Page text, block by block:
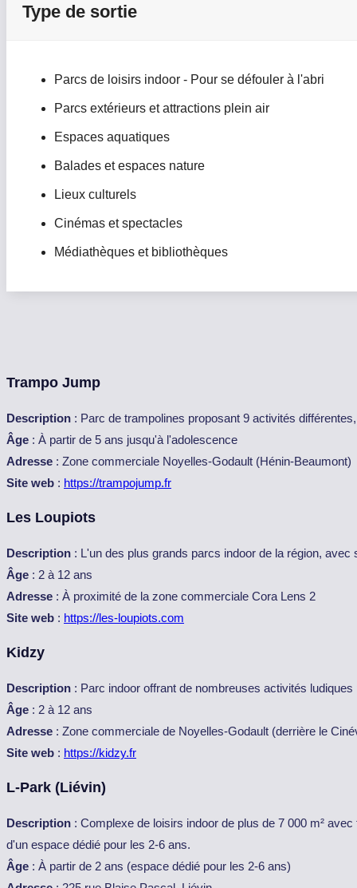
Type de sortie
Parcs de loisirs indoor - Pour se défouler à l'abri
Parcs extérieurs et attractions plein air
Espaces aquatiques
Balades et espaces nature
Lieux culturels
Cinémas et spectacles
Médiathèques et bibliothèques
Trampo Jump
Description : Parc de trampolines proposant 9 activités
Âge : À partir de 5 ans jusqu'à l'adolescence
Adresse : Zone commerciale Noyelles-Godault (Hénin-Beaumont)
Site web : https://trampojump.fr
Les Loupiots
Description : L'un des plus grands parcs indoor de la région,
Âge : 2 à 12 ans
Adresse : À proximité de la zone commerciale Cora Lens 2
Site web : https://les-loupiots.com
Kidzy
Description : Parc indoor offrant de nombreuses activités ludiques
Âge : 2 à 12 ans
Adresse : Zone commerciale de Noyelles-Godault (derrière le
Site web : https://kidzy.fr
L-Park (Liévin)
Description : Complexe de loisirs indoor de plus de 7 000 m²
d'un espace dédié pour les 2-6 ans.
Âge : À partir de 2 ans (espace dédié pour les 2-6 ans)